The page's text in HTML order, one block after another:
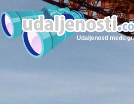
Udaljenosti među